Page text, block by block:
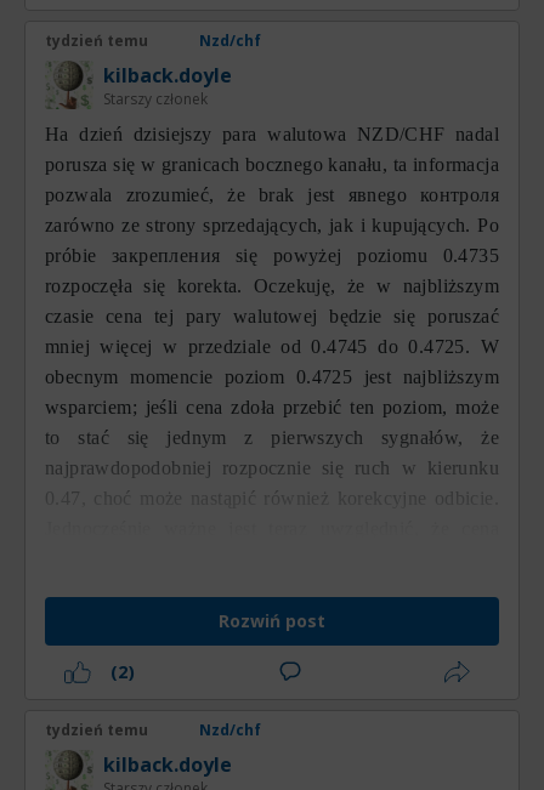
tydzień temu Nzd/chf
kilback.doyle
Starszy członek
На dzień dzisiejszy para walutowa NZD/CHF nadal
porusza się w granicach bocznego kanału, ta informacja
pozwala zrozumieć, że brak jest явnego контроля
zarówno ze strony sprzedających, jak i kupujących. Po
próbie закрепления się powyżej poziomu 0.4735
rozpoczęła się korekta. Oczekuję, że w najbliższym
czasie cena tej pary walutowej będzie się poruszać
mniej więcej w przedziale od 0.4745 do 0.4725. W
obecnym momencie poziom 0.4725 jest najbliższym
wsparciem; jeśli cena zdoła przebić ten poziom, może
to stać się jednym z pierwszych sygnałów, że
najprawdopodobniej rozpocznie się ruch w kierunku
0.47, choć może nastąpić również korekcyjne odbicie.
Rozwiń post
(2)
tydzień temu Nzd/chf
kilback.doyle